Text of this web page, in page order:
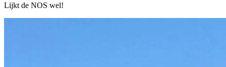
Lijkt de NOS wel!